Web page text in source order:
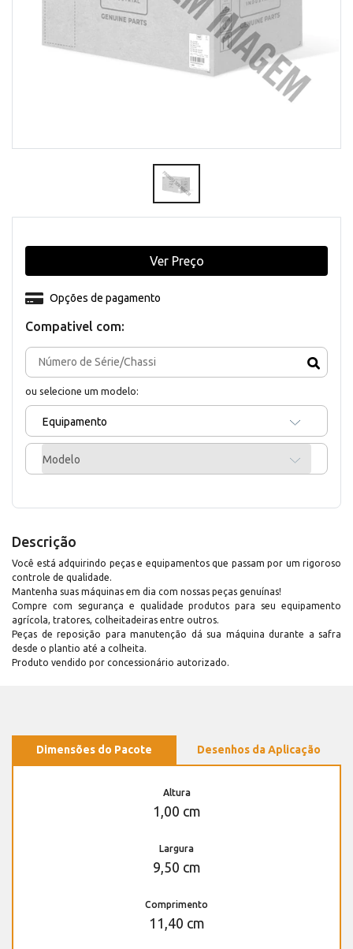
Compativel com:
ou selecione um modelo:
Equipamento
Modelo
Opções de pagamento
Ver Preço
Descrição
Você está adquirindo peças e equipamentos que passam por um rigoroso
controle de qualidade.
Mantenha suas máquinas em dia com nossas peças genuínas!
Compre com segurança e qualidade produtos para seu equipamento
agrícola, tratores, colheitadeiras entre outros.
Peças de reposição para manutenção dá sua máquina durante a safra
desde o plantio até a colheita.
Produto vendido por concessionário autorizado.
Dimensões do Pacote Desenhos da Aplicação
Altura
1,00 cm
Largura
9,50 cm
Comprimento
11,40 cm